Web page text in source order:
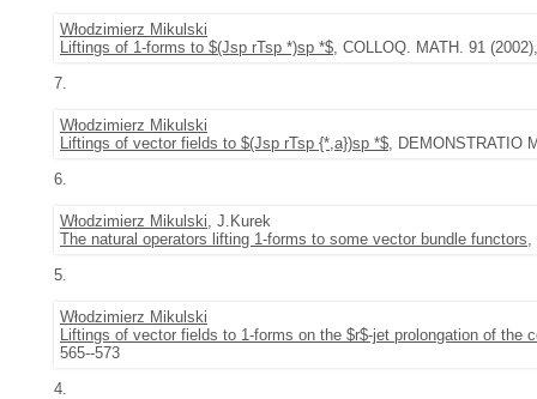
Włodzimierz Mikulski
Liftings of 1-forms to $(Jsp rTsp *)sp *$, COLLOQ. MATH. 91
7.
Włodzimierz Mikulski
Liftings of vector fields to $(Jsp rTsp {*,a})sp *$, DEMONSTRATIO
6.
Włodzimierz Mikulski, J.Kurek
The natural operators lifting 1-forms to some vector bundle functors,
5.
Włodzimierz Mikulski
Liftings of vector fields to 1-forms on the $r$-jet prolongation of the
565--573
4.